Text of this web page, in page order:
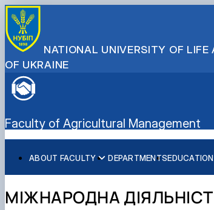
NATIONAL UNIVERSITY OF
OF UKRAINE
Faculty of Agricultural Management
ABOUT FACULTY
Нistory of the faculty
DEPARTMENTS
Bachelor's degree
Розклад
General information
Master's degree
International partners
English speaking MSc Program in
МІЖНАРОДНА